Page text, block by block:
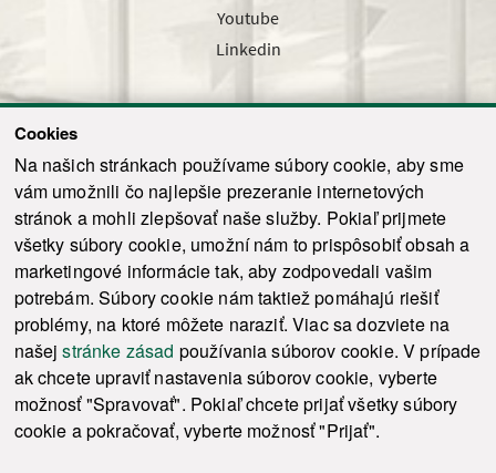
Cookies
Na našich stránkach používame súbory cookie, aby sme
vám umožnili čo najlepšie prezeranie internetových
stránok a mohli zlepšovať naše služby. Pokiaľ prijmete
všetky súbory cookie, umožní nám to prispôsobiť obsah a
marketingové informácie tak, aby zodpovedali vašim
potrebám. Súbory cookie nám taktiež pomáhajú riešiť
problémy, na ktoré môžete naraziť. Viac sa dozviete na
našejstránke zásad používania súborov cookie. V prípade
ak chcete upraviť nastavenia súborov cookie, vyberte
možnosť "Spravovať". Pokiaľ chcete prijať všetky súbory
cookie a pokračovať, vyberte možnosť "Prijať".
Youtube
Linkedin
Odoslať
© 2021-2026 ku.sk. Všetky práva vyhradené. | Ochrana osobných údajov
Vyhlásenie o prístupnosti |
Admin
This site is protected by reCAPTCHA and the Google Privacy Policy and Terms of
Service
apply.